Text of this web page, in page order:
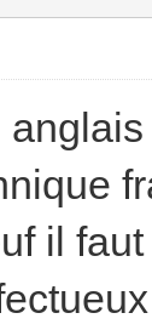
anglais
il